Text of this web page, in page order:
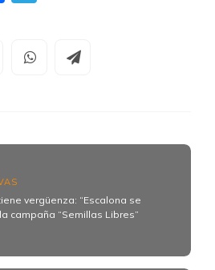
vergüenza: “Escalona se
campaña “Semillas Libres”